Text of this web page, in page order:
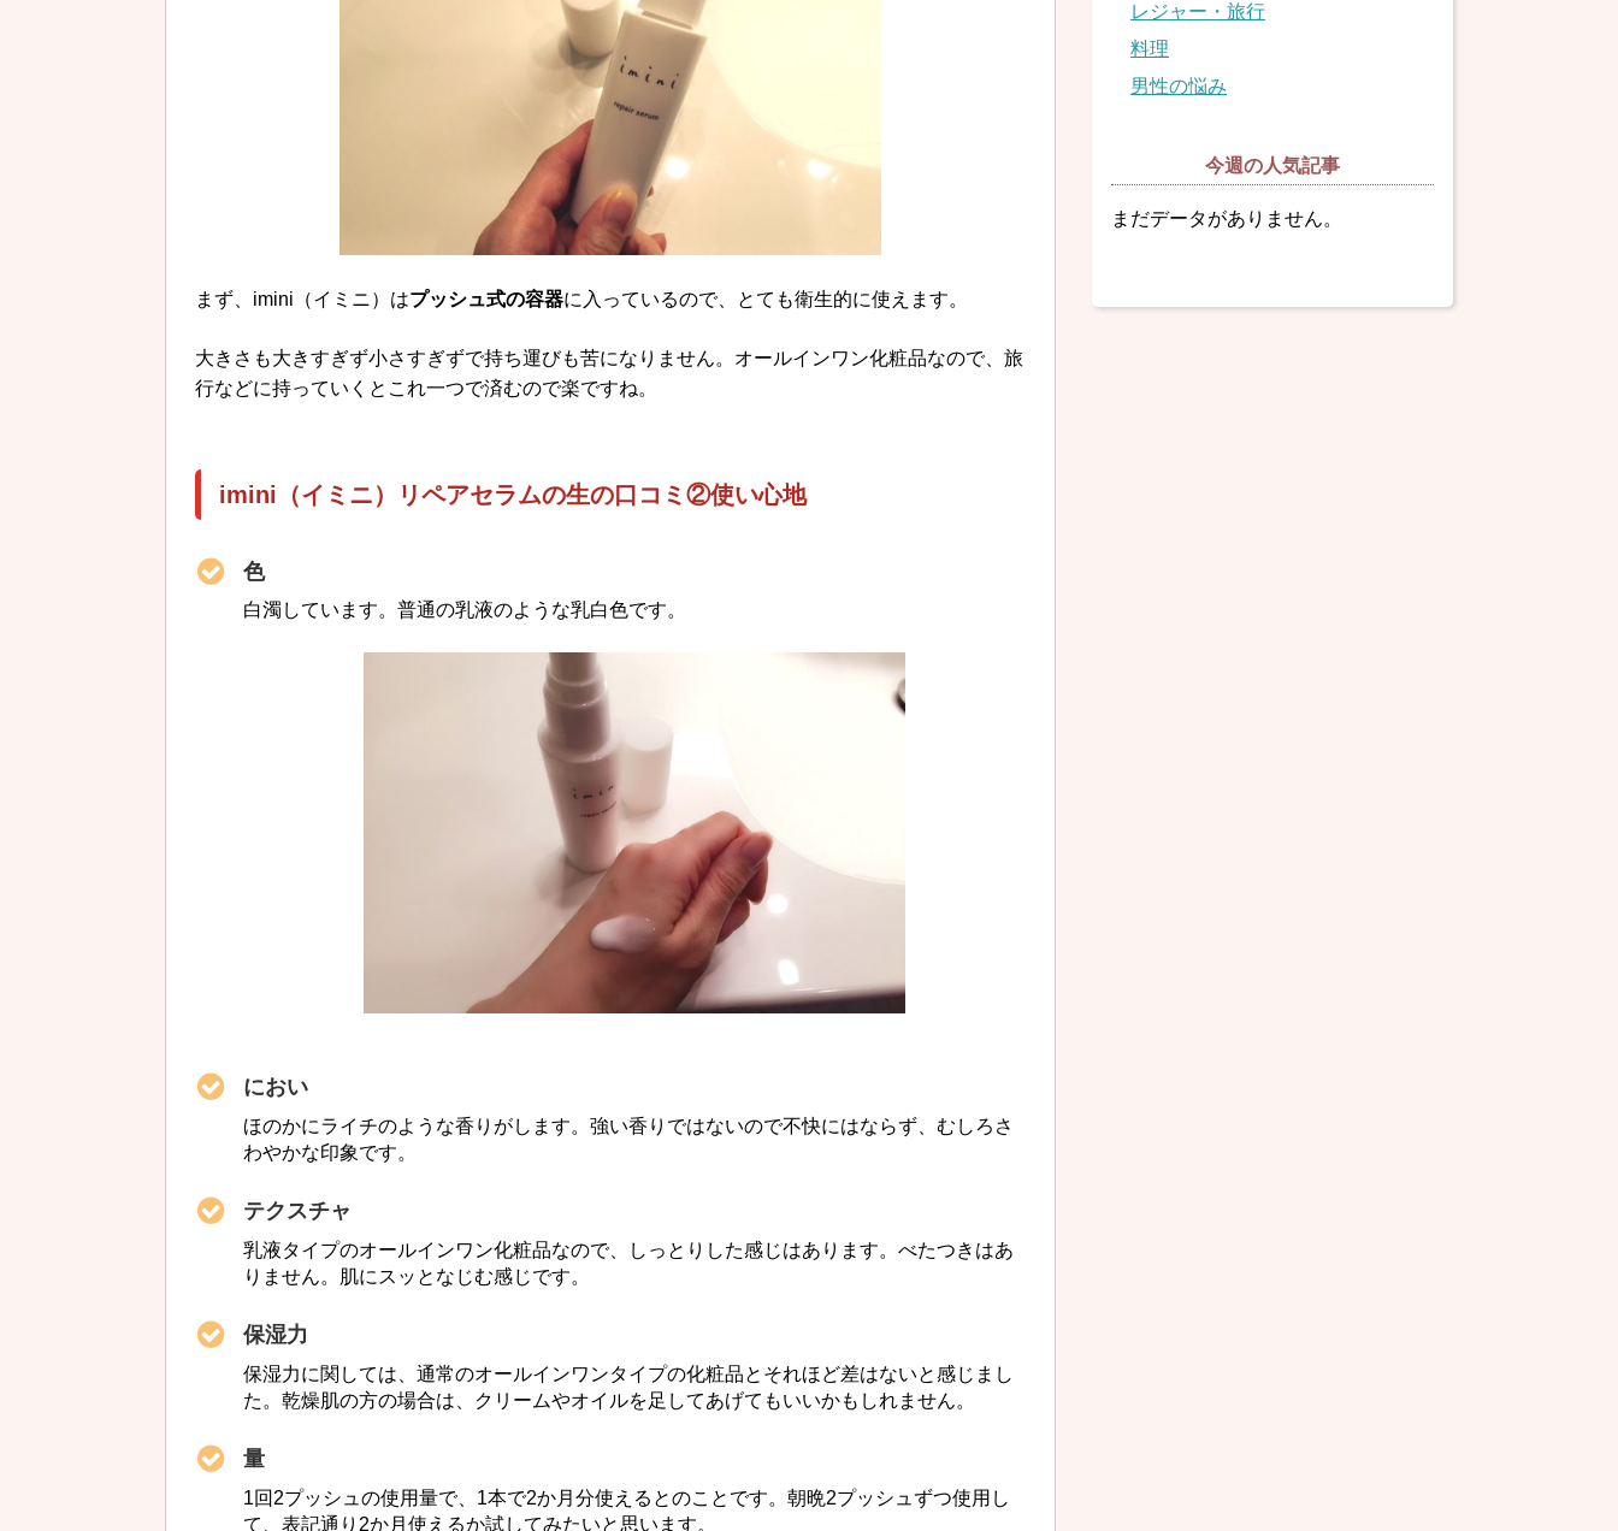
まず、imini（イミニ）はプッシュ式の容器に入っているので、とても衛生的に使えます。
大きさも大きすぎず小さすぎずで持ち運びも苦になりません。オールインワン化粧品なので、旅
行などに持っていくとこれ一つで済むので楽ですね。
imini（イミニ）リペアセラムの生の口コミ②使い心地
色
白濁しています。普通の乳液のような乳白色です。
におい
ほのかにライチのような香りがします。強い香りではないので不快にはならず、むしろさ
わやかな印象です。
テクスチャ
乳液タイプのオールインワン化粧品なので、しっとりした感じはあります。べたつきはあ
りません。肌にスッとなじむ感じです。
保湿力
保湿力に関しては、通常のオールインワンタイプの化粧品とそれほど差はないと感じまし
た。乾燥肌の方の場合は、クリームやオイルを足してあげてもいいかもしれません。
量
1回2プッシュの使用量で、1本で2か月分使えるとのことです。朝晩2プッシュずつ使用し
て、表記通り2か月使えるか試してみたいと思います。
レジャー・旅行
料理
男性の悩み
今週の人気記事
まだデータがありません。